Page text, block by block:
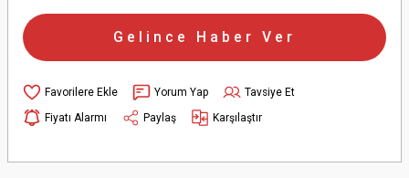
Gelince Haber Ver
Yorum Yap
Tavsiye Et
Fiyatı Alarmı
Paylaş Karşılaştır